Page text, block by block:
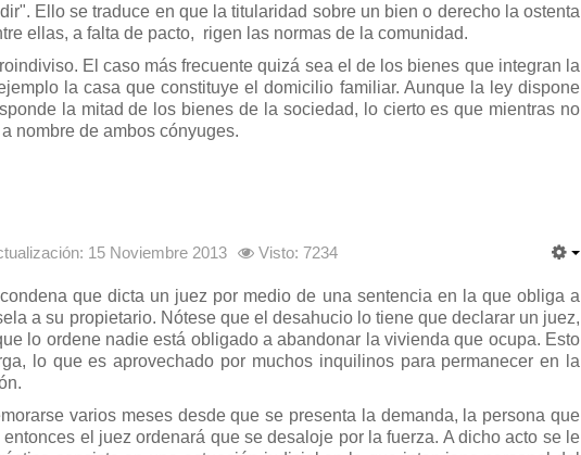
Ello se traduce en que la titularidad sobre un bien o derecho la ostenta
ellas, a falta de pacto, rigen las normas de la comunidad.
El caso más frecuente quizá sea el de los bienes que integran la
la casa que constituye el domicilio familiar. Aunque la ley dispone
la mitad de los bienes de la sociedad, lo cierto es que mientras no
nombre de ambos cónyuges.
15 Noviembre 2013 Visto: 7234
que dicta un juez por medio de una sentencia en la que obliga a
a su propietario. Nótese que el desahucio lo tiene que declarar un juez,
lo ordene nadie está obligado a abandonar la vivienda que ocupa. Esto
lo que es aprovechado por muchos inquilinos para permanecer en la
varios meses desde que se presenta la demanda, la persona que
el juez ordenará que se desaloje por la fuerza. A dicho acto se le